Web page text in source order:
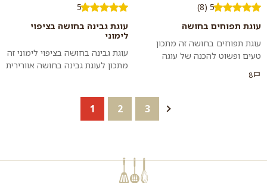
5 (8)
עוגת תפוחים בחושה
עוגת תפוחים בחושה זה מתכון
טעים ופשוט להכנה של עוגה
אחת. מתאים להגשה בראש השנה
8
5
עוגת גבינה בחושה בציפוי
לימוני
עוגת גבינה בחושה בציפוי לימוני זה
מתכון לעוגת גבינה בחושה אוורירית
1 2 3